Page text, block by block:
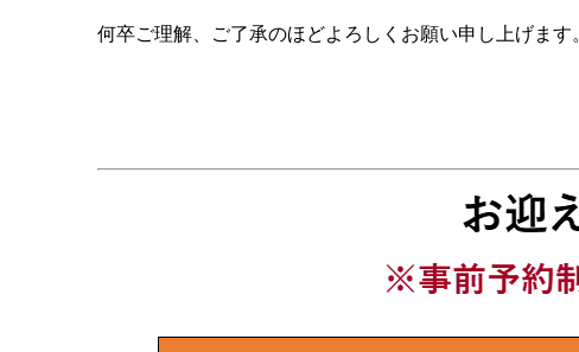
何卒ご理解、ご了承のほどよろしくお願い申し上げます。